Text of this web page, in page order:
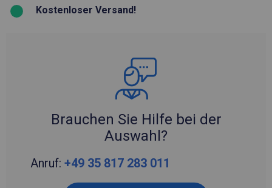
Kostenloser Versand!
Brauchen Sie Hilfe bei der
Auswahl?
Anruf: +49 35 817 283 011